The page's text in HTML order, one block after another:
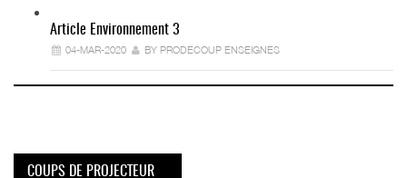
Article Environnement 3
04-MAR-2020 BY PRODECOUP ENSEIGNES
COUPS DE PROJECTEUR